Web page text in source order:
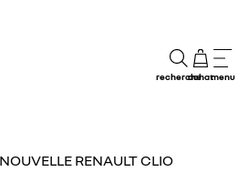
rechercheachatmenu
RENAULT CLIO